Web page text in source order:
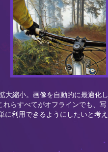
大縮小。画像を自動的に最適化し
らすべてがオフラインでも、写
利用できるようにしたいと考え